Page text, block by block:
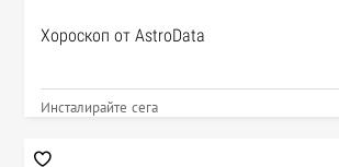
Хороскоп от AstroData
Инсталирайте сега